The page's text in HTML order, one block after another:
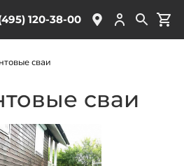
120-38-00
сваи
сваи